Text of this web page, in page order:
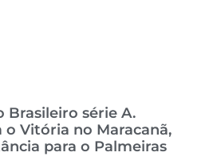
Brasileiro série A.
Vitória no Maracanã,
para o Palmeiras